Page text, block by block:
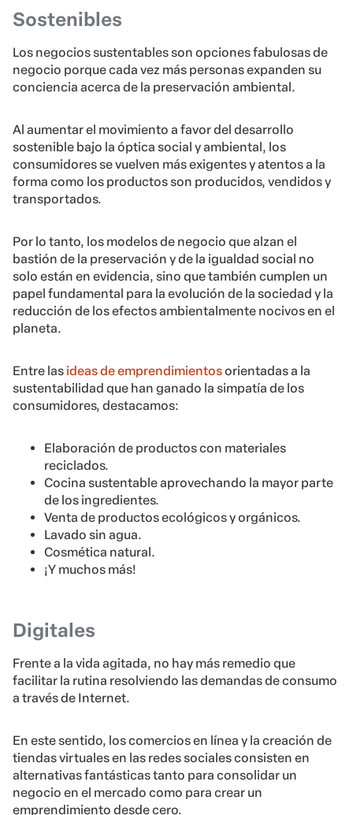
Sostenibles
Los negocios sustentables son opciones fabulosas de
negocio porque cada vez más personas expanden su
conciencia acerca de la preservación ambiental.
Al aumentar el movimiento a favor del desarrollo
sostenible bajo la óptica social y ambiental, los
consumidores se vuelven más exigentes y atentos a la
forma como los productos son producidos, vendidos y
transportados.
Por lo tanto, los modelos de negocio que alzan el
bastión de la preservación y de la igualdad social no
solo están en evidencia, sino que también cumplen un
papel fundamental para la evolución de la sociedad y la
reducción de los efectos ambientalmente nocivos en el
planeta.
Entre las ideas de emprendimientosorientadas a la
sustentabilidad que han ganado la simpatía de los
consumidores, destacamos:
Elaboración de productos con materiales
reciclados.
Cocina sustentable aprovechando la mayor parte
de los ingredientes.
Venta de productos ecológicos y orgánicos.
Lavado sin agua.
Cosmética natural.
¡Y muchos más!
Digitales
Frente a la vida agitada, no hay más remedio que
facilitar la rutina resolviendo las demandas de consumo
a través de Internet.
En este sentido, los comercios en línea y la creación de
tiendas virtuales en las redes sociales consisten en
alternativas fantásticas tanto para consolidar un
negocio en el mercado como para crear un
emprendimiento desde cero.